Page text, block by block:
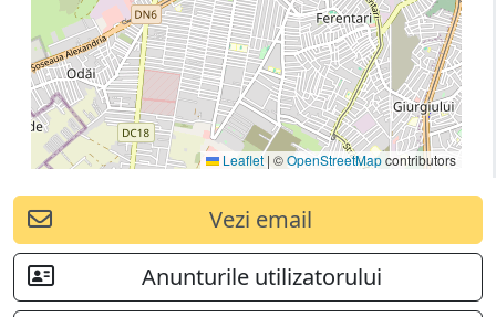
Leaflet | ©OpenStreetMapcontributors
Vezi email
Anunturile utilizatorului